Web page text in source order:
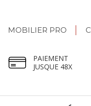
MOBILIER PRO
PAIEMENT
JUSQUE 48X